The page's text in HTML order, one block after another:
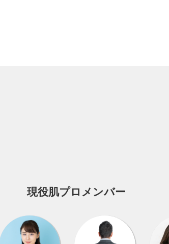
現役肌プロメンバー